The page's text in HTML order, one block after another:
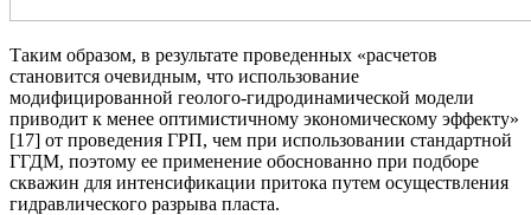
Таким образом, в результате проведенных «расчетов
становится очевидным, что использование
модифицированной геолого-гидродинамической модели
приводит к менее оптимистичному экономическому эффекту»
[17] от проведения ГРП, чем при использовании стандартной
ГГДМ, поэтому ее применение обоснованно при подборе
скважин для интенсификации притока путем осуществления
гидравлического разрыва пласта.